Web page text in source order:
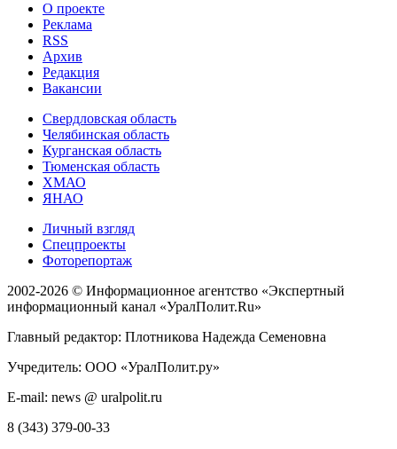
О проекте
Реклама
RSS
Архив
Редакция
Вакансии
Свердловская область
Челябинская область
Курганская область
Тюменская область
ХМАО
ЯНАО
Личный взгляд
Спецпроекты
Фоторепортаж
2002-2026 © Информационное агентство «Экспертный
информационный канал «УралПолит.Ru»
Главный редактор: Плотникова Надежда Семеновна
Учредитель: ООО «УралПолит.ру»
E-mail: news @ uralpolit.ru
8 (343) 379-00-33